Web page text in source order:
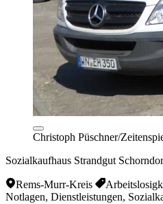
Christoph Püschner/
Sozialkaufhaus Strandgut
Rems-Murr-Kreis
Notlagen, Dienstleistungen,